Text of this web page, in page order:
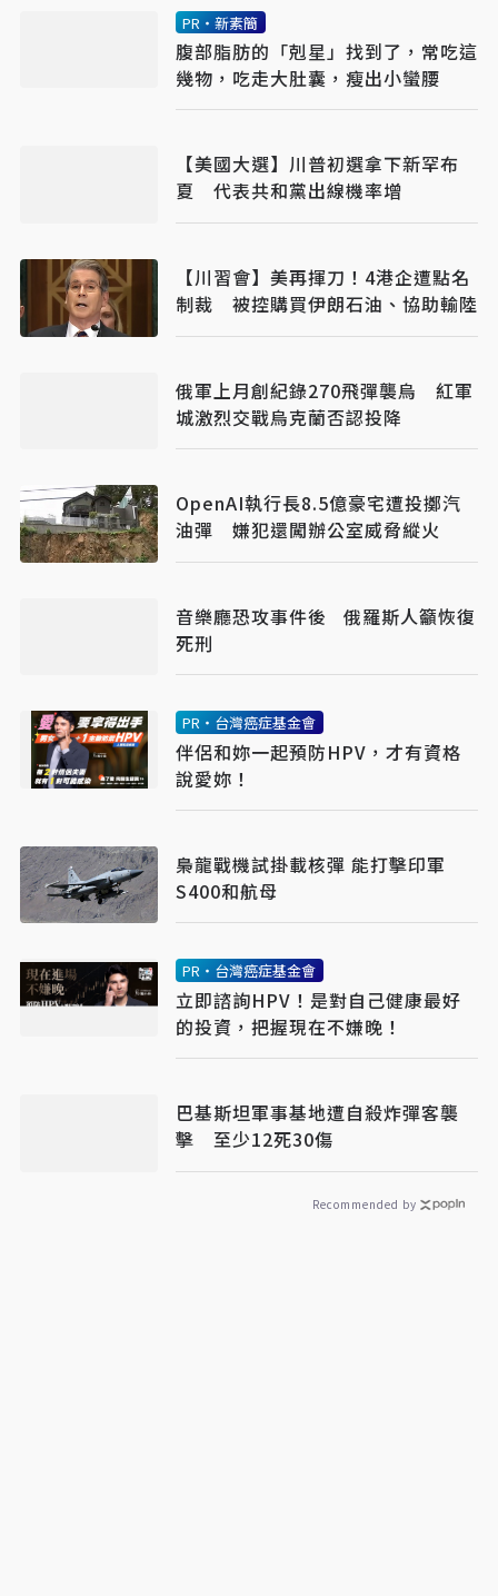
PR・新素簡
腹部脂肪的「剋星」找到了，常吃這
幾物，吃走大肚囊，瘦出小蠻腰
【美國大選】川普初選拿下新罕布
夏 代表共和黨出線機率增
【川習會】美再揮刀！4港企遭點名
制裁 被控購買伊朗石油、協助輸陸
俄軍上月創紀錄270飛彈襲烏 紅軍
城激烈交戰烏克蘭否認投降
OpenAI執行長8.5億豪宅遭投擲汽
油彈 嫌犯還闖辦公室威脅縱火
音樂廳恐攻事件後 俄羅斯人籲恢復
死刑
PR・台灣癌症基金會
伴侶和妳一起預防HPV，才有資格
說愛妳！
梟龍戰機試掛載核彈 能打擊印軍
S400和航母
PR・台灣癌症基金會
立即諮詢HPV！是對自己健康最好
的投資，把握現在不嫌晚！
巴基斯坦軍事基地遭自殺炸彈客襲
擊 至少12死30傷
Recommended by